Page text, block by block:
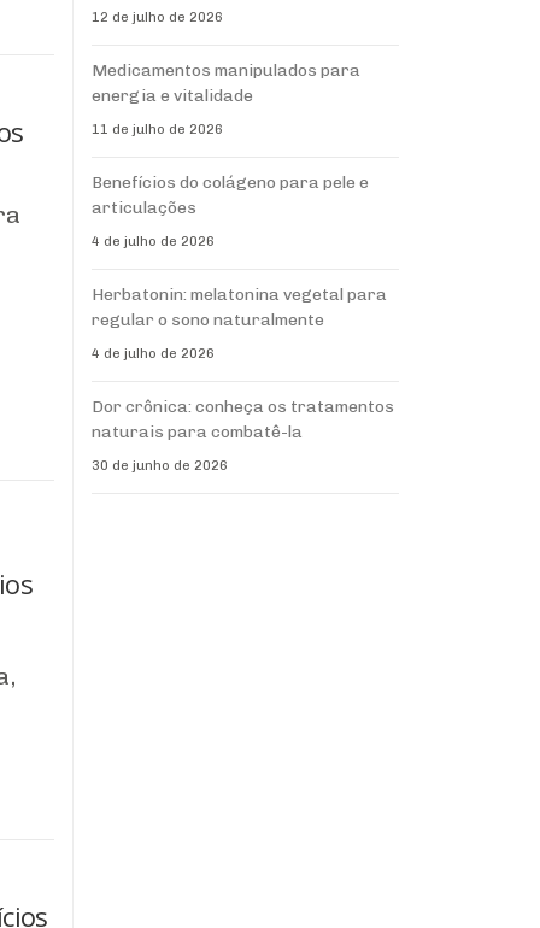
12 de julho de 2026
Medicamentos manipulados para
energia e vitalidade
11 de julho de 2026
Benefícios do colágeno para pele e
articulações
4 de julho de 2026
Herbatonin: melatonina vegetal para
regular o sono naturalmente
4 de julho de 2026
Dor crônica: conheça os tratamentos
naturais para combatê-la
30 de junho de 2026